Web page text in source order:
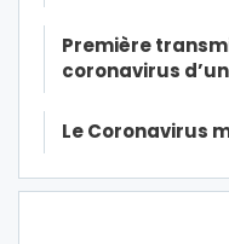
Première
coronavirus
Le Coronavirus